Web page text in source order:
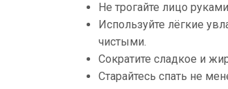
Не трогайте лицо
Используйте лёгкие
чистыми.
Сократите сладкое и
Старайтесь спать не